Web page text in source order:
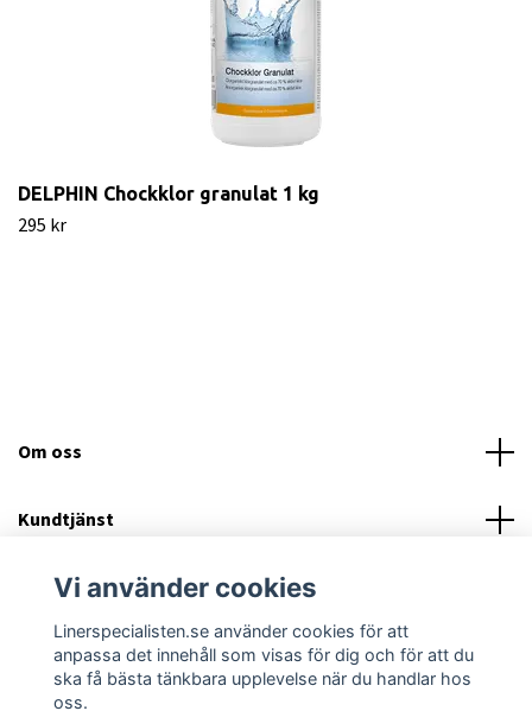
DELPHIN Chockklor granulat 1 kg
295 kr
Om oss
Kundtjänst
Läs mer
Sociala medier
Vi använder cookies
Linerspecialisten.se använder cookies för att
anpassa det innehåll som visas för dig och för att du
ska få bästa tänkbara upplevelse när du handlar hos
oss.